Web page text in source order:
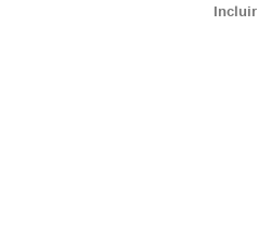
Incluir